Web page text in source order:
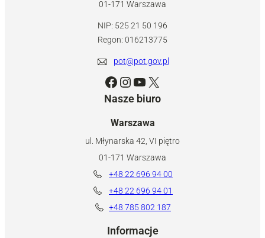
01-171 Warszawa
NIP: 525 21 50 196
Regon: 016213775
pot@pot.gov.pl
Facebook Instagram YouTube X
Nasze biuro
Warszawa
ul. Młynarska 42, VI piętro
01-171 Warszawa
+48 22 696 94 00
+48 22 696 94 01
+48 785 802 187
Informacje